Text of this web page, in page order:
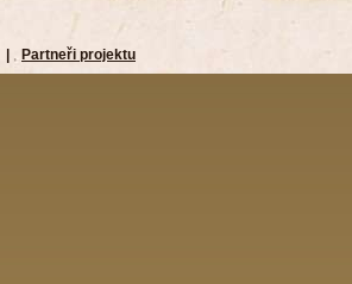
Partneři projektu